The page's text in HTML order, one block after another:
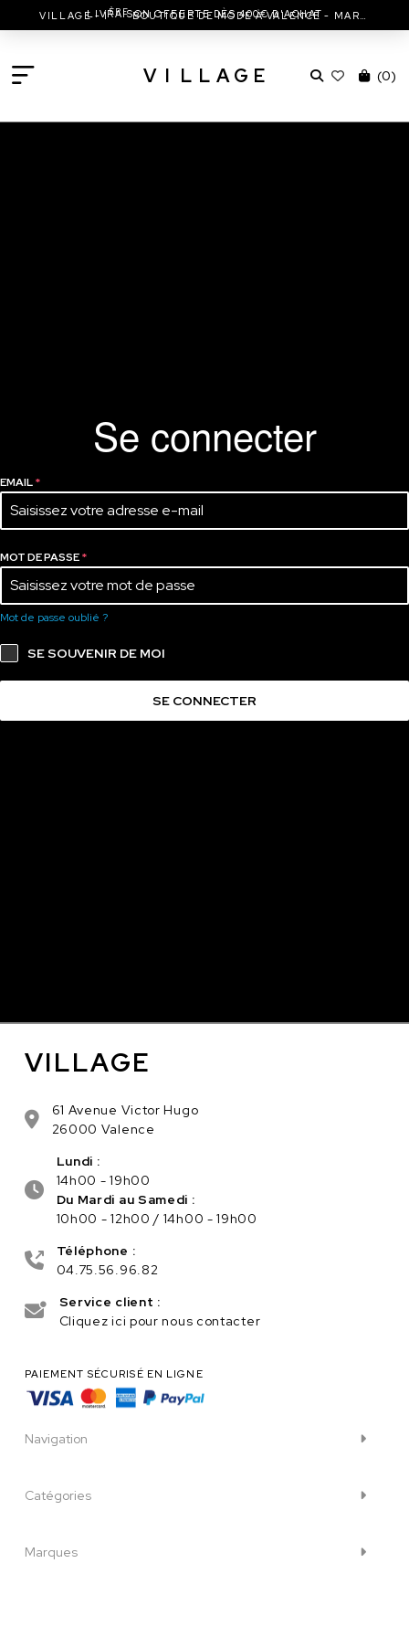
VILLAGE - 1ÈREBOUTIQUE DE MODE À VALENCE - MARC JACOBS - ISABEL MARANT & MORE
LIVRAISON OFFERTE DÈS 400€ D'ACHAT
V I L L A G E (0)
Se connecter
EMAIL*
MOT DE PASSE*
Mot de passe oublié ?
SE SOUVENIR DE MOI
SE CONNECTER
VILLAGE
61 Avenue Victor Hugo
26000 Valence
Lundi :
14h00 - 19h00
Du Mardi au Samedi :
10h00 - 12h00 / 14h00 - 19h00
Téléphone :
04.75.56.96.82
Service client :
Cliquez ici pour nous contacter
PAIEMENT SÉCURISÉ EN LIGNE
Navigation
Catégories
Marques